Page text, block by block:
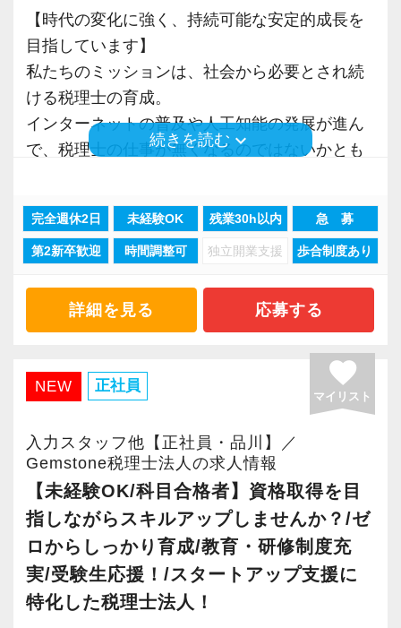
社です。
一人一人のスタッフが、⻑期的な視野で成⻑・
活躍してくれることを期待しています。短期的
なスパンでの採用は考えていません。
安心して、⻑く一緒に貢献の場を広げていける
ような会社を目指しています。
たいという方からの応募をお待ちしています。
【求める人物像】
・起業家の事業成功を支援するという理念に共
感いただける方
・几帳面で着実に仕事に取り組んでいただける
・相手の立場や意図を汲み、親身に考えながら
コミュニケーションを取れる方
【現役スタッフの声】
もっと自分の可能性を試したいと思い、別の事
務所から転職しました。
7時間勤務を基本として、残業時間の削減などに
も真剣に取り組んでいます。
労務管理を適切に行うべく全社をあげて制度、
システムを整備しています。
もちろん残業が発生した場合、全額残業手当と
して支給しています。
経験豊富なマネージャーが仕事の割り振りや個
人の負担が過重になっていないかチェック。
とができます。
通常の賞与に加え、業績に応じた決算賞与を支
給しています。
組合カフェテリアプランなど豊富な福利厚生制
度があります。
【時代の変化に強く、持続可能な安定的成⻑を
目指しています】
私たちのミッションは、社会から必要とされ続
ける税理士の育成。
インターネットの普及や人工知能の発展が進ん
で、税理士の仕事が無くなるのではないかとも
実際に当社は右肩あがりの成長を続けており、
安心してキャリアを積める職場だと自負してい
株式上場を果たした企業は直近8年間で32社以
株式上場を目指すスタートアップ支援に特化し
スタートアップ企業が成長していく過程で、必
要なサポートができるのが大きな強み。
「スタートアップ支援No1はGemstone税理士法
人」と言ってくださるお客様も多いです。
あなたが安心して、⻑く一緒に貢献の場を広げ
ていけるような会社を目指します。
新人教育は家庭教師方式のOJTで、先輩が一人
続きを読む keyboard_arrow_down
完全週休2日 未経験OK 残業30h以内 急 募
第2新卒歓迎 時間調整可 独立開業支援 歩合制度あり
詳細を見る 応募する
NEW 正社員 favorite
マイリスト
入力スタッフ他【正社員・品川】／
Gemstone税理士法人の求人情報
【未経験OK/科目合格者】資格取得を目
指しながらスキルアップしませんか？/ゼ
ロからしっかり育成/教育・研修制度充
実/受験生応援！/スタートアップ支援に
特化した税理士法人！